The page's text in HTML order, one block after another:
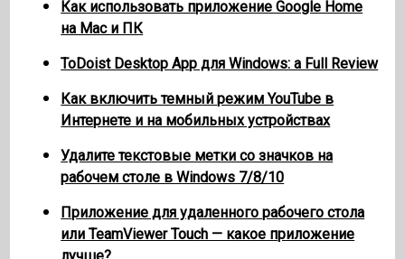
Как использовать приложение Google Home
на Mac и ПК
ToDoist Desktop App для Windows: a Full Review
Как включить темный режим YouTube в
Интернете и на мобильных устройствах
Удалите текстовые метки со значков на
рабочем столе в Windows 7/8/10
Приложение для удаленного рабочего стола
или TeamViewer Touch — какое приложение
лучше?